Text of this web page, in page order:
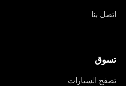
اتصل بنا
تسوق
تصفح السيارات